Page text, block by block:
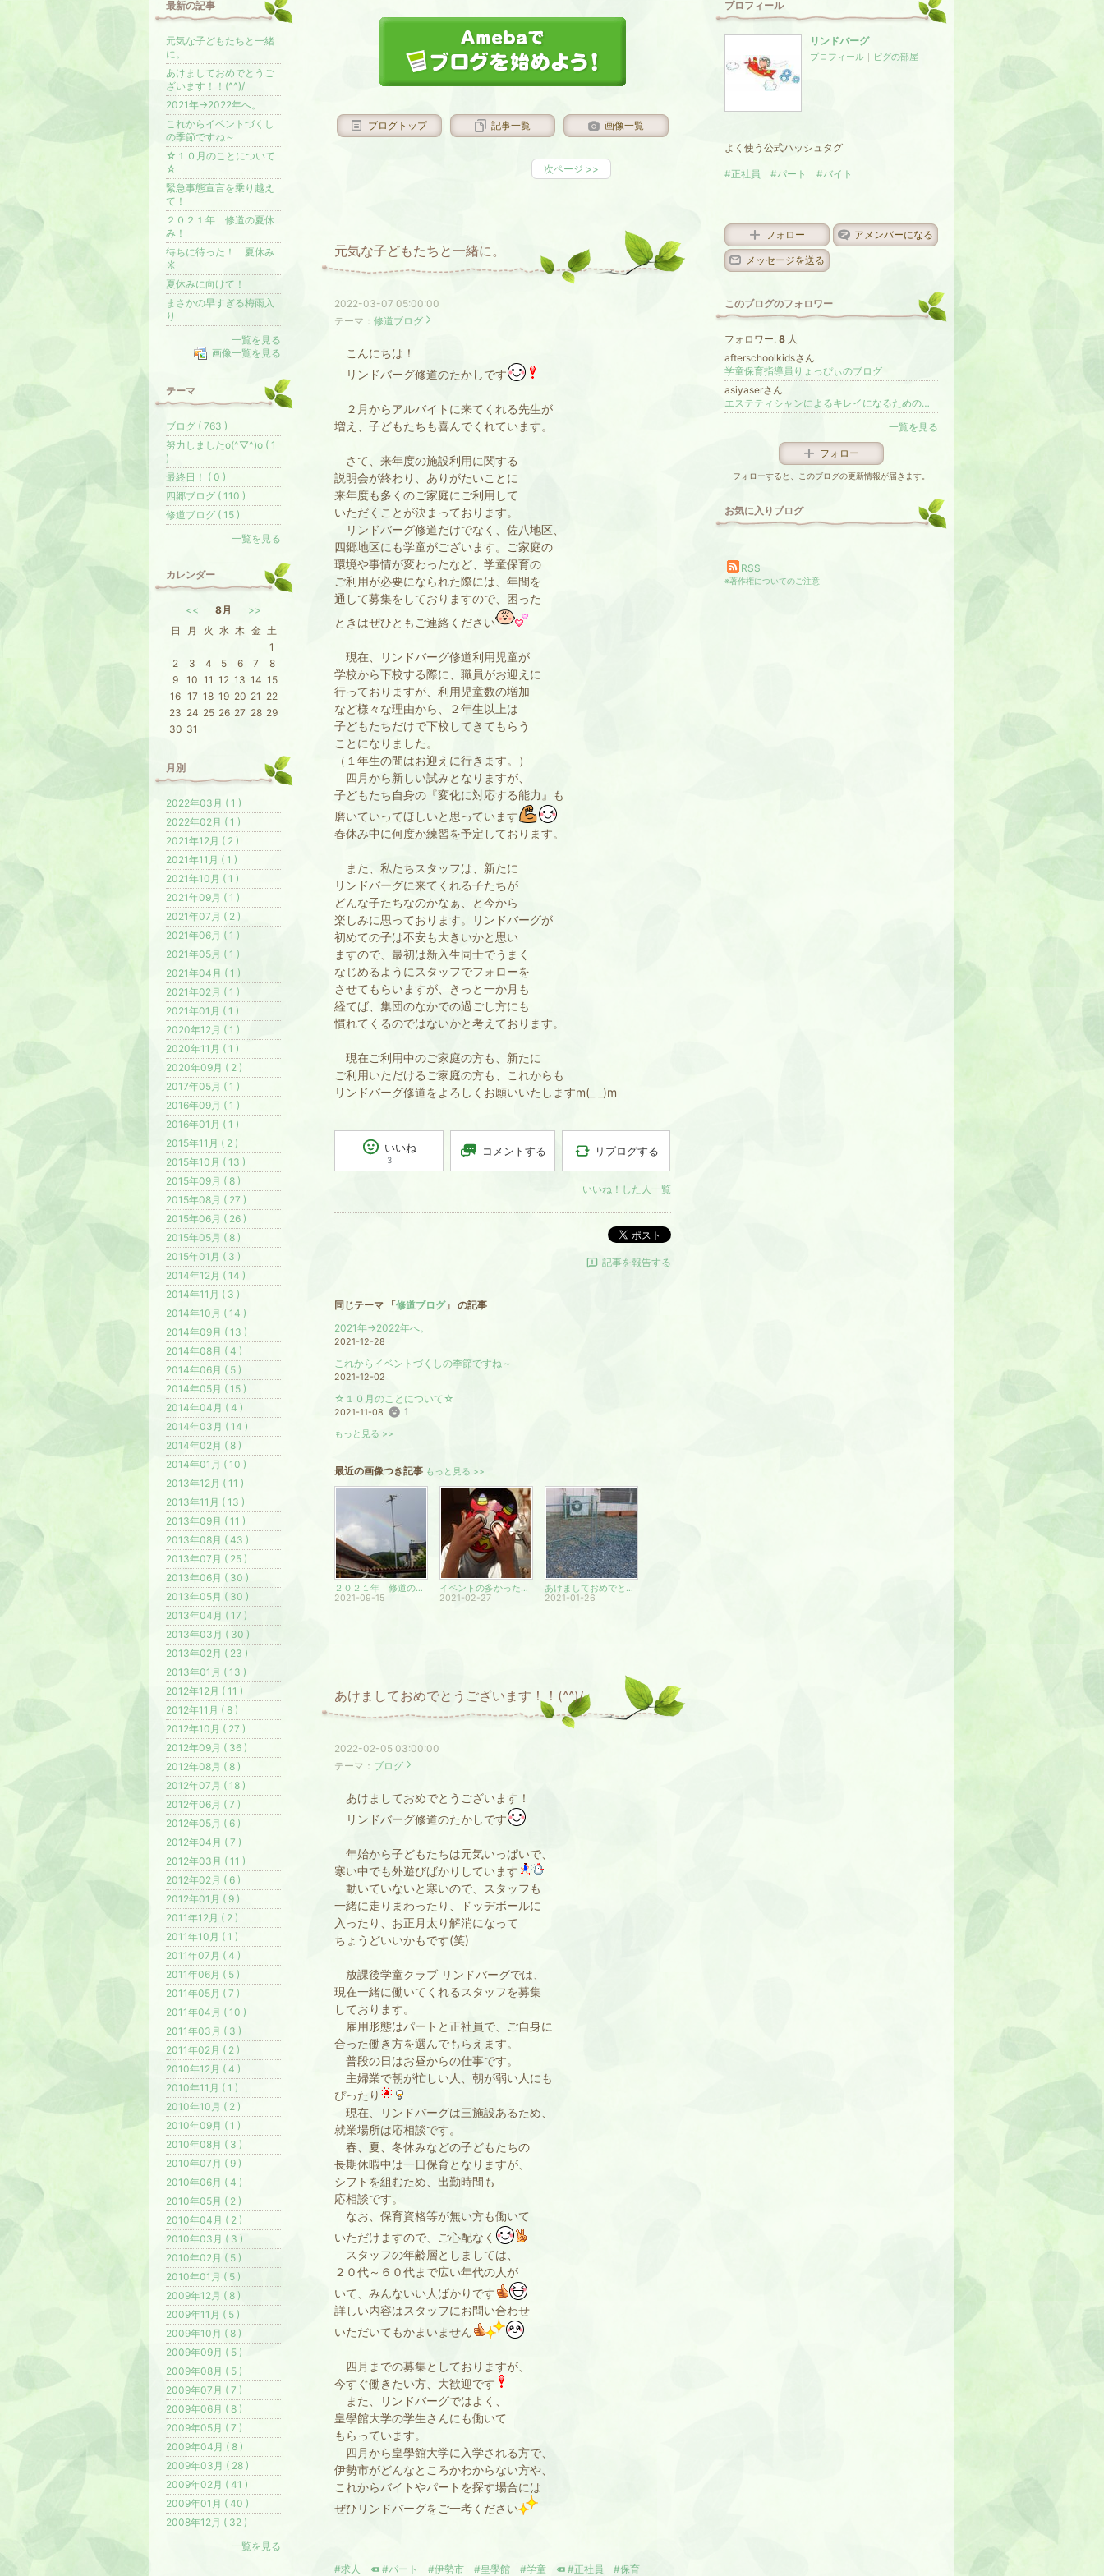
ブログトップ 記事一覧 画像一覧
次ページ >>
元気な子どもたちと一緒に。
2022-03-07 05:00:00
テーマ： 修道ブログ
こんにちは！
リンドバーグ修道のたかしです
２月からアルバイトに来てくれる先生が
増え、子どもたちも喜んでくれています。
さて、来年度の施設利用に関する
説明会が終わり、ありがたいことに
来年度も多くのご家庭にご利用して
いただくことが決まっております。
リンドバーグ修道だけでなく、佐八地区、
四郷地区にも学童がございます。ご家庭の
環境や事情が変わったなど、学童保育の
ご利用が必要になられた際には、年間を
通して募集をしておりますので、困った
ときはぜひともご連絡ください
現在、リンドバーグ修道利用児童が
学校から下校する際に、職員がお迎えに
行っておりますが、利用児童数の増加
など様々な理由から、２年生以上は
子どもたちだけで下校してきてもらう
ことになりました。
（１年生の間はお迎えに行きます。）
四月から新しい試みとなりますが、
子どもたち自身の『変化に対応する能力』も
磨いていってほしいと思っています
春休み中に何度か練習を予定しております。
また、私たちスタッフは、新たに
リンドバーグに来てくれる子たちが
どんな子たちなのかなぁ、と今から
楽しみに思っております。リンドバーグが
初めての子は不安も大きいかと思い
ますので、最初は新入生同士でうまく
なじめるようにスタッフでフォローを
させてもらいますが、きっと一か月も
経てば、集団のなかでの過ごし方にも
慣れてくるのではないかと考えております。
現在ご利用中のご家庭の方も、新たに
ご利用いただけるご家庭の方も、これからも
リンドバーグ修道をよろしくお願いいたしますm(_ _)m
いいね
3
コメントする リブログする
いいね！した人一覧
ポスト
記事を報告する
同じテーマ 「修道ブログ」 の記事
2021年→2022年へ。
2021-12-28
これからイベントづくしの季節ですね～
2021-12-02
☆１０月のことについて☆
2021-11-08 1
もっと見る >>
最近の画像つき記事 もっと見る >>
２０２１年 修道の夏休み！
2021-09-15
イベントの多かった２月！
2021-02-27
あけましておめでとうございますm(__)m
2021-01-26
あけましておめでとうございます！！(^^)/
2022-02-05 03:00:00
テーマ： ブログ
あけましておめでとうございます！
リンドバーグ修道のたかしです
年始から子どもたちは元気いっぱいで、
寒い中でも外遊びばかりしています
動いていないと寒いので、スタッフも
一緒に走りまわったり、ドッヂボールに
入ったり、お正月太り解消になって
ちょうどいいかもです(笑)
放課後学童クラブ リンドバーグでは、
現在一緒に働いてくれるスタッフを募集
しております。
雇用形態はパートと正社員で、ご自身に
合った働き方を選んでもらえます。
普段の日はお昼からの仕事です。
主婦業で朝が忙しい人、朝が弱い人にも
ぴったり
現在、リンドバーグは三施設あるため、
就業場所は応相談です。
春、夏、冬休みなどの子どもたちの
長期休暇中は一日保育となりますが、
シフトを組むため、出勤時間も
応相談です。
なお、保育資格等が無い方も働いて
いただけますので、ご心配なく
スタッフの年齢層としましては、
２０代～６０代まで広い年代の人が
いて、みんないい人ばかりです
詳しい内容はスタッフにお問い合わせ
いただいてもかまいません
四月までの募集としておりますが、
今すぐ働きたい方、大歓迎です
また、リンドバーグではよく、
皇學館大学の学生さんにも働いて
もらっています。
四月から皇學館大学に入学される方で、
伊勢市がどんなところかわからない方や、
これからバイトやパートを探す場合には
ぜひリンドバーグをご一考ください
#求人 #パート #伊勢市 #皇學館 #学童 #正社員 #保育
プロフィール
リンドバーグ
プロフィール ｜ ピグの部屋
よく使う公式ハッシュタグ
#正社員 #パート #バイト
フォロー アメンバーになる
メッセージを送る
このブログのフォロワー
フォロワー: 8 人
afterschoolkidsさん
学童保育指導員りょっぴぃのブログ
asiyaserさん
エステティシャンによるキレイになるための講座
一覧を見る
フォロー
フォローすると、このブログの更新情報が届きます。
お気に入りブログ
RSS
※著作権についてのご注意
最新の記事
元気な子どもたちと一緒
に。
あけましておめでとうご
ざいます！！(^^)/
2021年→2022年へ。
これからイベントづくし
の季節ですね～
☆１０月のことについて
☆
緊急事態宣言を乗り越え
て！
２０２１年 修道の夏休
み！
待ちに待った！ 夏休み
☼
夏休みに向けて！
まさかの早すぎる梅雨入
り
一覧を見る
画像一覧を見る
テーマ
ブログ ( 763 )
努力しましたo(^▽^)o ( 1
)
最終日！ ( 0 )
四郷ブログ ( 110 )
修道ブログ ( 15 )
一覧を見る
カレンダー
<< 8月
>>
日
月 火 水 木 金 土
1
2
3 4 5 6 7
8
9
10 11 12 13 14 15
16 17 18 19 20 21 22
23 24 25 26 27 28 29
30 31
月別
2022年03月 ( 1 )
2022年02月 ( 1 )
2021年12月 ( 2 )
2021年11月 ( 1 )
2021年10月 ( 1 )
2021年09月 ( 1 )
2021年07月 ( 2 )
2021年06月 ( 1 )
2021年05月 ( 1 )
2021年04月 ( 1 )
2021年02月 ( 1 )
2021年01月 ( 1 )
2020年12月 ( 1 )
2020年11月 ( 1 )
2020年09月 ( 2 )
2017年05月 ( 1 )
2016年09月 ( 1 )
2016年01月 ( 1 )
2015年11月 ( 2 )
2015年10月 ( 13 )
2015年09月 ( 8 )
2015年08月 ( 27 )
2015年06月 ( 26 )
2015年05月 ( 8 )
2015年01月 ( 3 )
2014年12月 ( 14 )
2014年11月 ( 3 )
2014年10月 ( 14 )
2014年09月 ( 13 )
2014年08月 ( 4 )
2014年06月 ( 5 )
2014年05月 ( 15 )
2014年04月 ( 4 )
2014年03月 ( 14 )
2014年02月 ( 8 )
2014年01月 ( 10 )
2013年12月 ( 11 )
2013年11月 ( 13 )
2013年09月 ( 11 )
2013年08月 ( 43 )
2013年07月 ( 25 )
2013年06月 ( 30 )
2013年05月 ( 30 )
2013年04月 ( 17 )
2013年03月 ( 30 )
2013年02月 ( 23 )
2013年01月 ( 13 )
2012年12月 ( 11 )
2012年11月 ( 8 )
2012年10月 ( 27 )
2012年09月 ( 36 )
2012年08月 ( 8 )
2012年07月 ( 18 )
2012年06月 ( 7 )
2012年05月 ( 6 )
2012年04月 ( 7 )
2012年03月 ( 11 )
2012年02月 ( 6 )
2012年01月 ( 9 )
2011年12月 ( 2 )
2011年10月 ( 1 )
2011年07月 ( 4 )
2011年06月 ( 5 )
2011年05月 ( 7 )
2011年04月 ( 10 )
2011年03月 ( 3 )
2011年02月 ( 2 )
2010年12月 ( 4 )
2010年11月 ( 1 )
2010年10月 ( 2 )
2010年09月 ( 1 )
2010年08月 ( 3 )
2010年07月 ( 9 )
2010年06月 ( 4 )
2010年05月 ( 2 )
2010年04月 ( 2 )
2010年03月 ( 3 )
2010年02月 ( 5 )
2010年01月 ( 5 )
2009年12月 ( 8 )
2009年11月 ( 5 )
2009年10月 ( 8 )
2009年09月 ( 5 )
2009年08月 ( 5 )
2009年07月 ( 7 )
2009年06月 ( 8 )
2009年05月 ( 7 )
2009年04月 ( 8 )
2009年03月 ( 28 )
2009年02月 ( 41 )
2009年01月 ( 40 )
2008年12月 ( 32 )
一覧を見る